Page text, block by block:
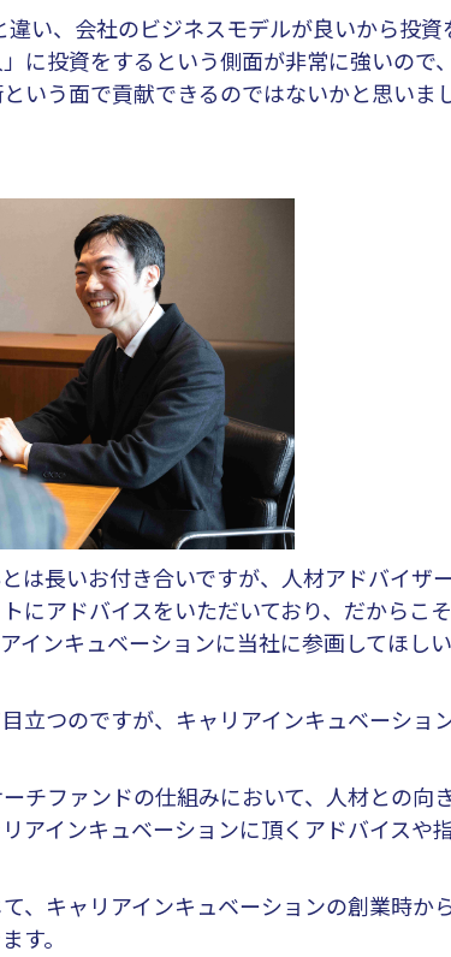
い、会社のビジネスモデルが良いから投資
に投資をするという側面が非常に強いので、
いう面で貢献できるのではないかと思いま
は長いお付き合いですが、人材アドバイザ
にアドバイスをいただいており、だからこそ
インキュベーションに当社に参画してほしい
立つのですが、キャリアインキュベーショ
チファンドの仕組みにおいて、人材との向
アインキュベーションに頂くアドバイスや
、キャリアインキュベーションの創業時か
す。